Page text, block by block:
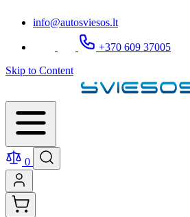
info@autosviesos.lt
+370 609 37005
Skip to Content
0